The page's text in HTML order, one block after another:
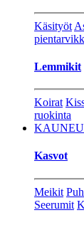
Käsityöt
Lemmikit
Koirat
ruokinta
Kasvot
Meikit
Seerumit